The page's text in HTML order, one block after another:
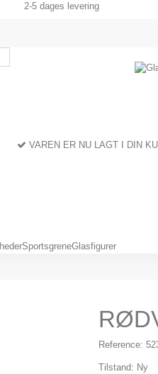
2-5 dages levering
VAREN ER NU LAGT I DIN
SportsgreneGlasfigurer
Reference:
Tilstand: Ny